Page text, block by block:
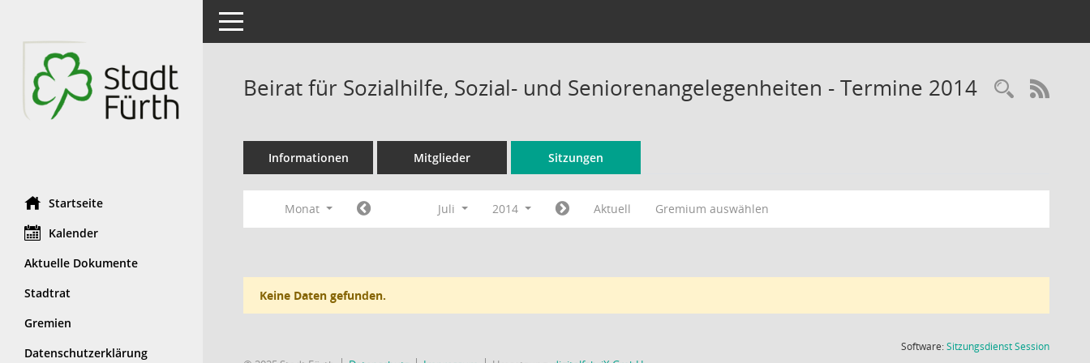
Startseite
Kalender
Aktuelle Dokumente
Stadtrat
Gremien
Datenschutzerklärung
Toggle navigation
Beirat für Sozialhilfe, Sozial- und Seniorenangelegenheiten - Termine 2014
Informationen Mitglieder Sitzungen
Monat Juli 2014 Aktuell Gremium auswählen
Keine Daten gefunden.
Software:SitzungsdienstSession(Wird in